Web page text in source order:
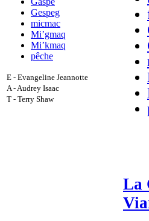
Gespeg
micmac
Mi’gmaq
Mi’kmaq
pêche
E - Evangeline Jeannotte
A - Audrey Isaac
T - Terry Shaw
La